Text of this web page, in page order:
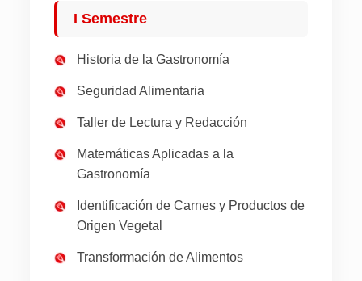
I Semestre
Historia de la Gastronomía
Seguridad Alimentaria
Taller de Lectura y Redacción
Matemáticas Aplicadas a la
Gastronomía
Identificación de Carnes y Productos de
Origen Vegetal
Transformación de Alimentos